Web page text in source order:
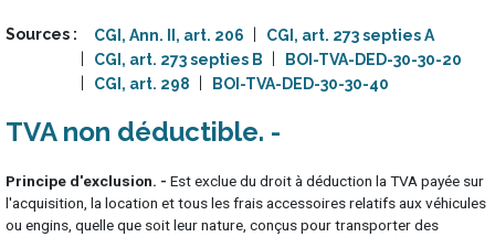
Sources CGI, Ann. II, art. 206
CGI, art. 273 septies A
CGI, art. 273 septies B
BOI-TVA-DED-30-30-20
CGI, art. 298
BOI-TVA-DED-30-30-40
TVA non déductible
Principe d'exclusion. - Est exclue du droit à déduction la TVA payée sur
l'acquisition, la location et tous les frais accessoires relatifs aux véhicules
ou engins, quelle que soit leur nature, conçus pour transporter des